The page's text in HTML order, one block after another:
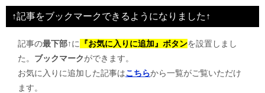
ビ
ゲ
↑記事をブックマークできるようになりました↑
記事の最下部↑に 『お気に入りに追加』ボタンを設置しまし
た。 ブックマークができます。
お気に入りに追加した記事はこちらから一覧がご覧いただけ
ます。